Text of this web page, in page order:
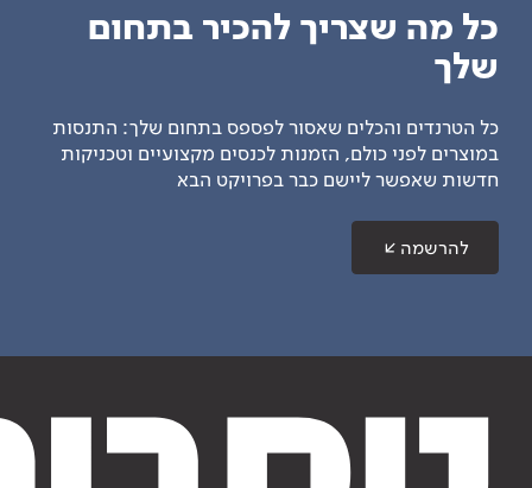
כל מה שצריך להכיר בתחום
שלך
כל הטרנדים והכלים שאסור לפספס בתחום שלך: התנסות
במוצרים לפני כולם, הזמנות לכנסים מקצועיים וטכניקות
חדשות שאפשר ליישם כבר בפרויקט הבא
להרשמה